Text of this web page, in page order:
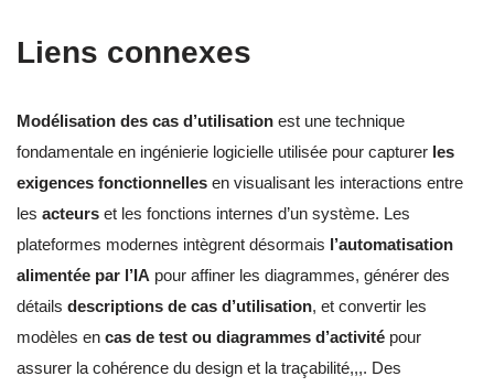
Liens connexes
Modélisation des cas d’utilisation est une technique
fondamentale en ingénierie logicielle utilisée pour capturer les
exigences fonctionnelles en visualisant les interactions entre
les acteurs et les fonctions internes d’un système. Les
plateformes modernes intègrent désormais l’automatisation
alimentée par l’IA pour affiner les diagrammes, générer des
détails descriptions de cas d’utilisation, et convertir les
modèles en cas de test ou diagrammes d’activité pour
assurer la cohérence du design et la traçabilité,,,. Des